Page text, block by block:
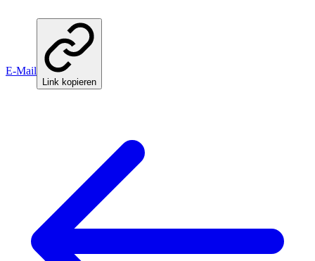
E-Mail
Link kopieren